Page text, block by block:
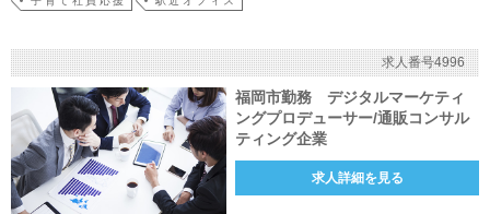
求人番号4996
福岡市勤務 デジタルマーケティ
ングプロデューサー/通販コンサル
ティング企業
求人詳細を見る